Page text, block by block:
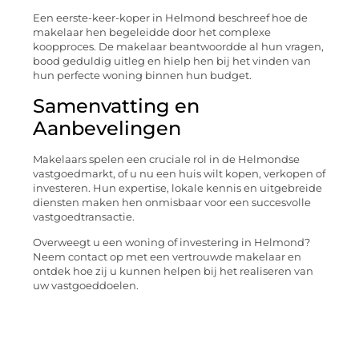
Een eerste-keer-koper in Helmond beschreef hoe de
makelaar hen begeleidde door het complexe
koopproces. De makelaar beantwoordde al hun vragen,
bood geduldig uitleg en hielp hen bij het vinden van
hun perfecte woning binnen hun budget.
Samenvatting en
Aanbevelingen
Makelaars spelen een cruciale rol in de Helmondse
vastgoedmarkt, of u nu een huis wilt kopen, verkopen of
investeren. Hun expertise, lokale kennis en uitgebreide
diensten maken hen onmisbaar voor een succesvolle
vastgoedtransactie.
Overweegt u een woning of investering in Helmond?
Neem contact op met een vertrouwde makelaar en
ontdek hoe zij u kunnen helpen bij het realiseren van
uw vastgoeddoelen.